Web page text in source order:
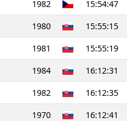
1982
15:54:47
1980
15:55:15
1981
15:55:19
1984
16:12:31
1982
16:12:35
1970
16:12:41